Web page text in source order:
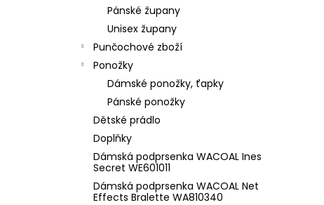
Pánské župany
Unisex župany
Punčochové zboží
Ponožky
Dámské ponožky, ťapky
Pánské ponožky
Dětské prádlo
Doplňky
Dámská podprsenka WACOAL Ines
Secret WE601011
Dámská podprsenka WACOAL Net
Effects Bralette WA810340